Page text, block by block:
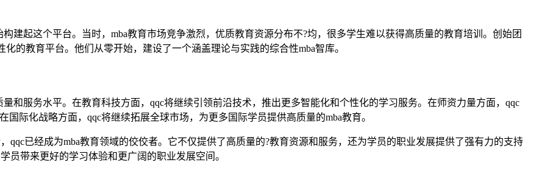
建起这个平台。当时，mba教育市场竞争激烈，优质教育资源分布不?均，很多学生难以获得高质量的教育培训。创始团
的教育平台。他们从零开始，建设了一个涵盖理论与实践的综合性mba智库。
和服务水平。在教育科技方面，qqc将继续引领前沿技术，推出更多智能化和个性化的学习服务。在师资力量方面，qqc
际化战略方面，qqc将继续拓展全球市场，为更多国际学员提供高质量的mba教育。
qqc已经成为mba教育领域的佼佼者。它不仅提供了高质量的?教育资源和服务，还为学员的职业发展提供了强有力的支持
员带来更好的学习体验和更广阔的职业发展空间。